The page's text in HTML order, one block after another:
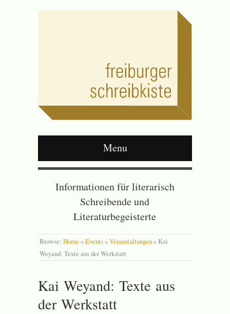
Menu
Informationen für literarisch
Schreibende und
Literaturbegeisterte
Browse: Home »Events »Veranstaltungen » Kai
Weyand: Texte aus der Werkstatt
Kai Weyand: Texte aus
der Werkstatt